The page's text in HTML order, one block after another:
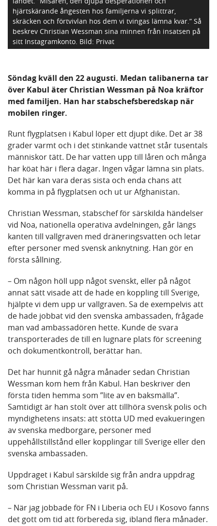
hjärtskärande ångesten hos familjerna vi splittrar,
skräcken och förtvivlan hos dem vi tvingas lämna kvar.” Så
beskrev Christian Wessman sina minnen från insatsen på
sitt Instagramkonto. Bild: Privat
Söndag kväll den 22 augusti. Medan talibanerna tar
över Kabul äter Christian Wessman på Noa kräftor
med familjen. Han har stabschefsberedskap när
mobilen ringer.
Runt flygplatsen i Kabul löper ett djupt dike. Det är 38
grader varmt och i det stinkande vattnet står tusentals
människor tätt. De har vatten upp till låren och många
har köat här i flera dagar. Ingen vågar lämna sin plats.
Det här kan vara deras sista och enda chans att
komma in på flygplatsen och ut ur Afghanistan.
Christian Wessman, stabschef för särskilda händelser
vid Noa, nationella operativa avdelningen, går längs
kanten till vallgraven med dräneringsvatten och letar
efter personer med svensk anknytning. Han gör en
första sållning.
– Om någon höll upp något svenskt, eller på något
annat sätt visade att de hade en koppling till Sverige,
hjälpte vi dem upp ur vallgraven. Sa de exempelvis att
de hade jobbat vid den svenska ambassaden, frågade
man vad ambassadören hette. Kunde de svara
transporterades de till en lugnare plats för screening
och dokumentkontroll, berättar han.
Det har hunnit gå några månader sedan Christian
Wessman kom hem från Kabul. Han beskriver den
första tiden hemma som ”lite av en baksmälla”.
Samtidigt är han stolt över att tillhöra svensk polis och
myndighetens insats: att stötta UD med evakueringen
av svenska medborgare, personer med
uppehållstillstånd eller kopplingar till Sverige eller den
svenska ambassaden.
Uppdraget i Kabul särskilde sig från andra uppdrag
som Christian Wessman varit på.
– När jag jobbade för FN i Liberia och EU i Kosovo fanns
det gott om tid att förbereda sig, ibland flera månader.